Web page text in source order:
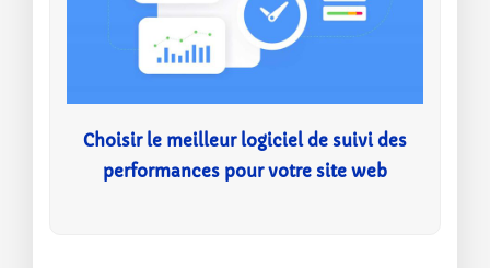
Choisir le meilleur logiciel de suivi des
performances pour votre site web